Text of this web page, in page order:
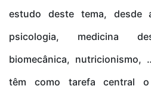
estudo deste tema, desde
psicologia, medicina
biomecânica,
têm como tarefa central o